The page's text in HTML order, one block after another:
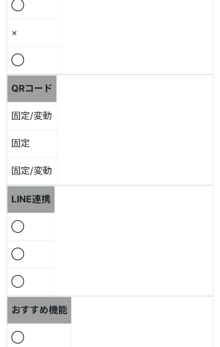
◯
×
◯
QRコード
固定/変動
固定
固定/変動
LINE連携
◯
◯
◯
おすすめ機能
◯